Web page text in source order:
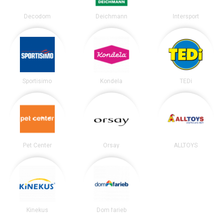
Decodom Deichmann Intersport
Sportisimo Kondela TEDi
Pet Center Orsay ALLTOYS
Kinekus Dom farieb